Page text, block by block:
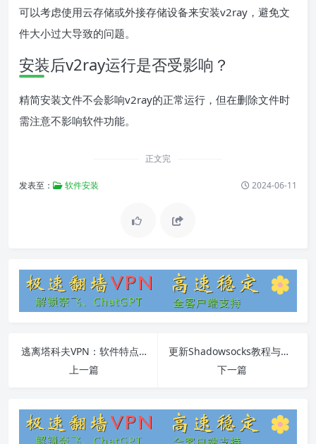
可以考虑使用云存储或外接存储设备来安装v2ray，避免文
件大小过大导致的问题。
安装后v2ray运行是否受影响？
精简安装文件不会影响v2ray的正常运行，但在删除文件时
需注意不影响软件功能。
正文完
发表至： 软件安装 2024-06-11
逃离塔科夫VPN：软件特点、安装使用教程及常见问题详解
上一篇
更新Shadowsocks教程与常见问题解答
下一篇